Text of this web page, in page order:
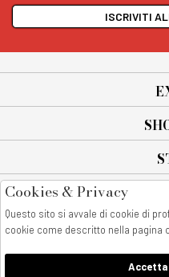
ISCRIVITI
All rights reserved - © Copyright
AnyAnyluxury srl - Sede
castellammare di stabia - Italia
Cookies & Privacy
Questo sito si avvale di cookie di
cookie come descritto nella pagina